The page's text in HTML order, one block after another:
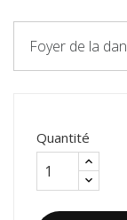
Foyer de la
Quantité